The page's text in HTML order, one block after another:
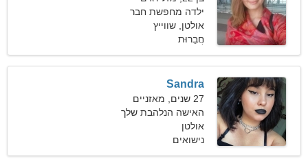
ילדה מחפשת חבר
אולטן, שווייץ
חֲבֵרוּת
Sandra
27 שנים, מאזניים
האישה הנלהבת שלך
אולטן
נישואים